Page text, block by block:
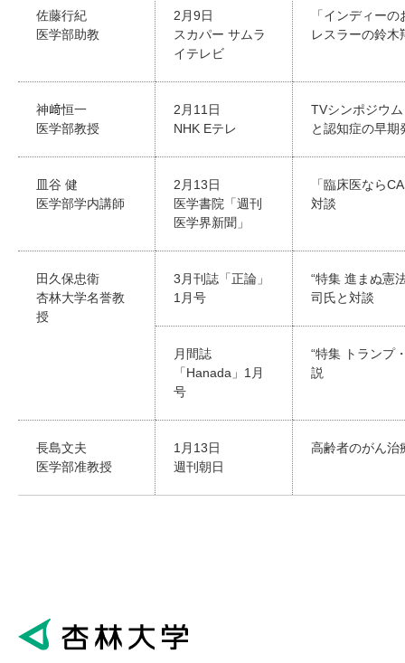
佐藤行紀
医学部助教
2月9日
スカパー サムラ
イテレビ
「インディー
レスラーの鈴
神﨑恒一
医学部教授
2月11日
NHK Eテレ
TVシンポジウ
と認知症の早
皿谷 健
医学部学内講師
2月13日
医学書院「週刊
医学界新聞」
「臨床医なら
対談
田久保忠衛
杏林大学名誉教
授
3月刊誌「正論」
1月号
“特集 進まぬ憲
司氏と対談
月間誌
「Hanada」1月
号
“特集 トランプ
説
長島文夫
医学部准教授
1月13日
週刊朝日
高齢者のがん治